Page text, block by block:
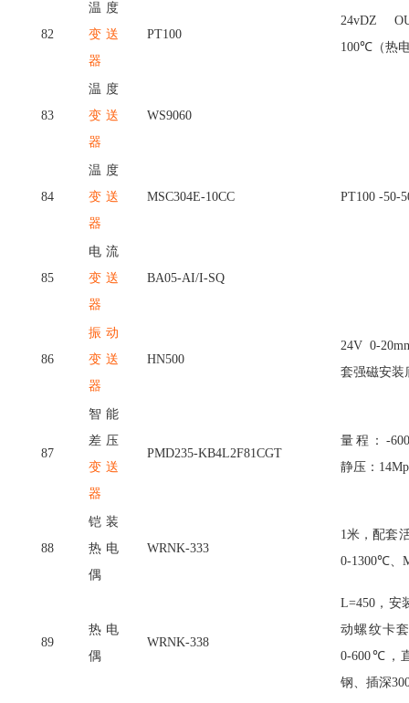
82
温度
变送
器
PT100
24vDZ
100℃（热
83
温度
变送
器
WS9060
84
温度
变送
器
MSC304E-10CC PT100 -50-
85
电流
变送
器
BA05-AI/I-SQ
86
振动
变送
器
HN500
24V 0-
套强磁安装
87
智能
差压
变送
器
PMD235-KB4L2F81CGT
量程： -
静压：
88
铠装
热电
偶
WRNK-333
1米，配套
0-1300℃、
89
热电
偶
WRNK-338
L=450，安
动螺纹卡
0-600℃，
钢、插深